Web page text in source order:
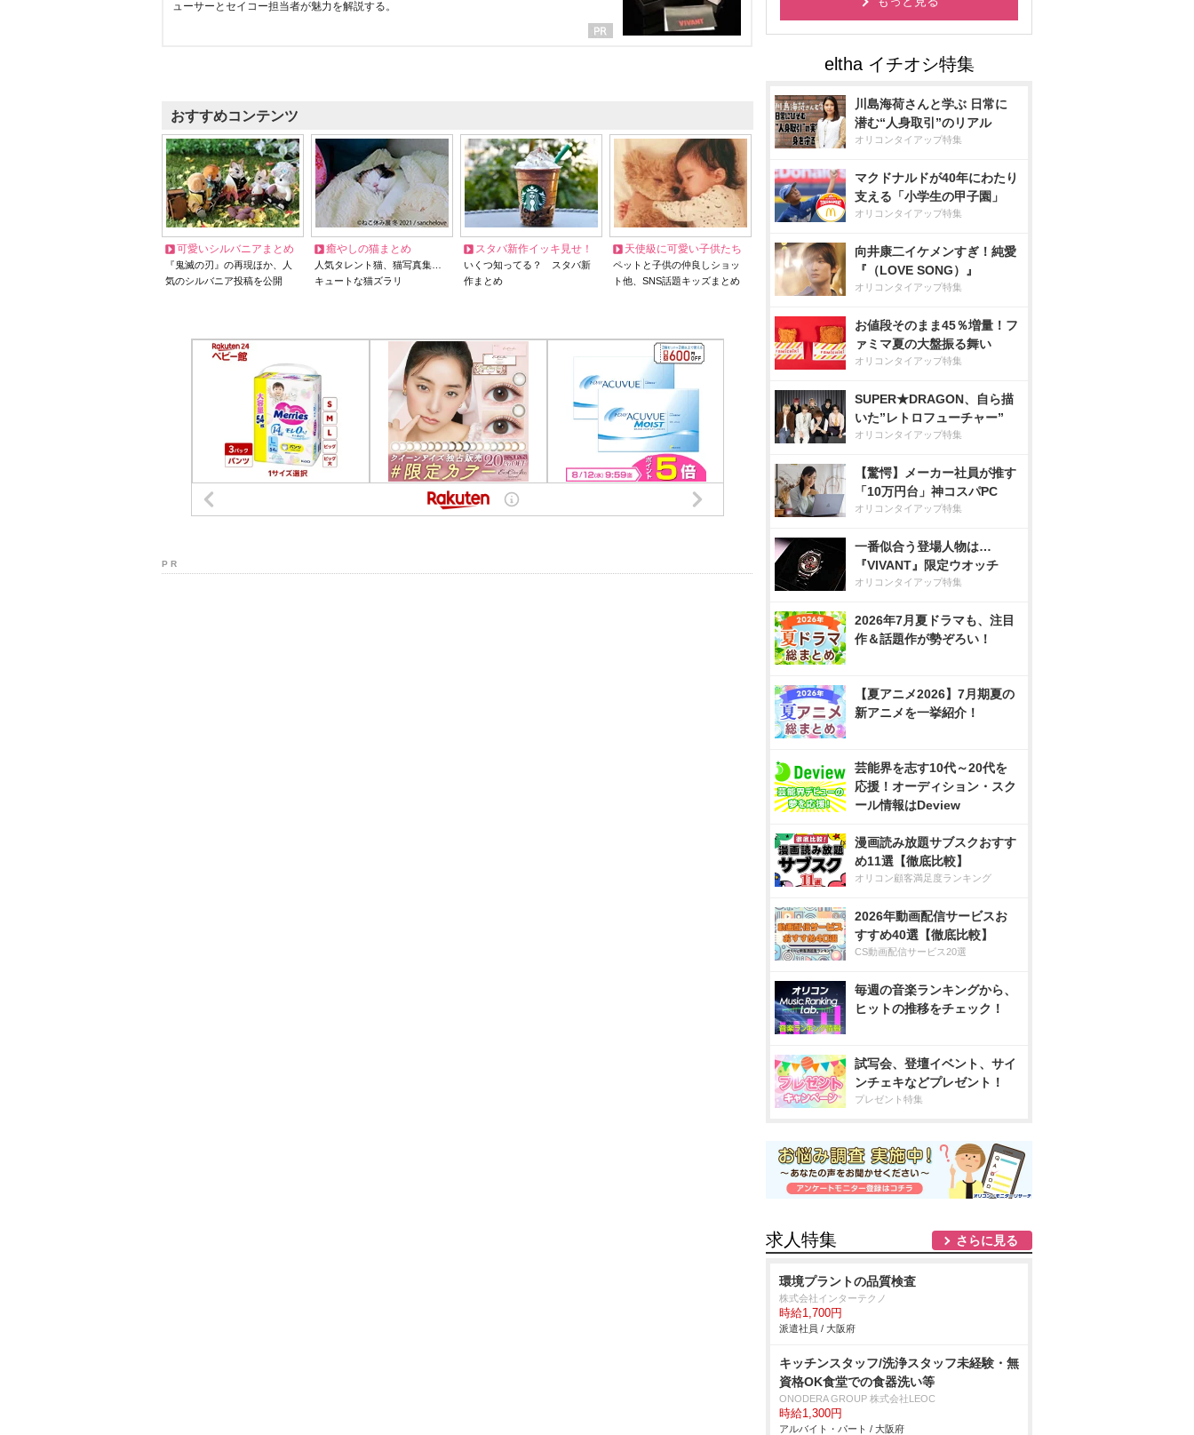
ューサーとセイコー担当者が魅力を解説する。
おすすめコンテンツ
可愛いシルバニアまとめ
『鬼滅の刃』の再現ほか、人
気のシルバニア投稿を公開
癒やしの猫まとめ
人気タレント猫、猫写真集…
キュートな猫ズラリ
スタバ新作イッキ見せ！
いくつ知ってる？ スタバ新
作まとめ
天使級に可愛い子供たち
ペットと子供の仲良しショッ
ト他、SNS話題キッズまとめ
P R
川島海荷さんと学ぶ 日常に
潜む“人身取引”のリアル
オリコンタイアップ特集
マクドナルドが40年にわたり
支える「小学生の甲子園」
オリコンタイアップ特集
向井康二イケメンすぎ！純愛
『（LOVE SONG）』
オリコンタイアップ特集
お値段そのまま45％増量！フ
ァミマ夏の大盤振る舞い
オリコンタイアップ特集
SUPER★DRAGON、自ら描
いた”レトロフューチャー”
オリコンタイアップ特集
【驚愕】メーカー社員が推す
「10万円台」神コスパPC
オリコンタイアップ特集
一番似合う登場人物は…
『VIVANT』限定ウオッチ
オリコンタイアップ特集
2026年7月夏ドラマも、注目
作＆話題作が勢ぞろい！
【夏アニメ2026】7月期夏の
新アニメを一挙紹介！
芸能界を志す10代～20代を
応援！オーディション・スク
ール情報はDeview
漫画読み放題サブスクおすす
め11選【徹底比較】
オリコン顧客満足度ランキング
2026年動画配信サービスお
すすめ40選【徹底比較】
CS動画配信サービス20選
毎週の音楽ランキングから、
ヒットの推移をチェック！
試写会、登壇イベント、サイ
ンチェキなどプレゼント！
プレゼント特集
求人特集 さらに見る
環境プラントの品質検査
株式会社インターテクノ
時給1,700円
派遣社員 / 大阪府
キッチンスタッフ/洗浄スタッフ未経験・無
資格OK食堂での食器洗い等
ONODERA GROUP 株式会社LEOC
時給1,300円
アルバイト・パート / 大阪府